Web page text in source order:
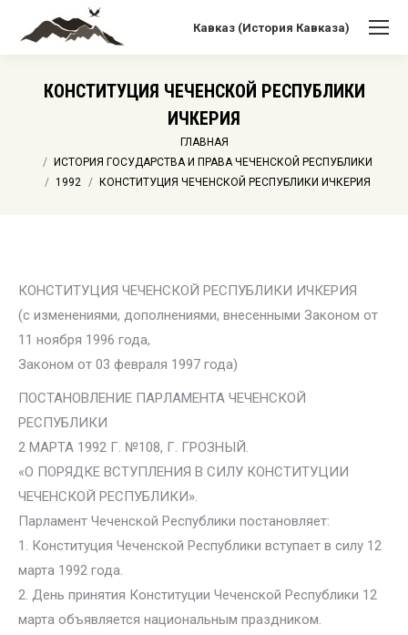
Кавказ (История Кавказа)
КОНСТИТУЦИЯ ЧЕЧЕНСКОЙ РЕСПУБЛИКИ
ИЧКЕРИЯ
ГЛАВНАЯ
ИСТОРИЯ ГОСУДАРСТВА И ПРАВА ЧЕЧЕНСКОЙ РЕСПУБЛИКИ
1992
КОНСТИТУЦИЯ ЧЕЧЕНСКОЙ РЕСПУБЛИКИ ИЧКЕРИЯ
КОНСТИТУЦИЯ ЧЕЧЕНСКОЙ РЕСПУБЛИКИ ИЧКЕРИЯ
(с изменениями, дополнениями, внесенными Законом от
11 ноября 1996 года,
Законом от 03 февраля 1997 года)
ПОСТАНОВЛЕНИЕ ПАРЛАМЕНТА ЧЕЧЕНСКОЙ
РЕСПУБЛИКИ
2 МАРТА 1992 Г. №108, Г. ГРОЗНЫЙ.
«О ПОРЯДКЕ ВСТУПЛЕНИЯ В СИЛУ КОНСТИТУЦИИ
ЧЕЧЕНСКОЙ РЕСПУБЛИКИ».
Парламент Чеченской Республики постановляет:
1. Конституция Чеченской Республики вступает в силу 12
марта 1992 года.
2. День принятия Конституции Чеченской Республики 12
марта объявляется национальным праздником.